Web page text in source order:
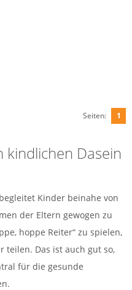
Seiten: 1
Dasein
Kinder beinahe von
der Eltern gewogen zu
hoppe Reiter“ zu spielen,
teilen. Das ist auch gut so,
für die gesunde